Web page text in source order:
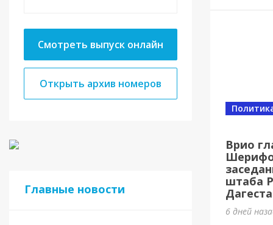
Смотреть выпуск онлайн
Открыть архив номеров
Главные новости
Врио
штаба
6 дней